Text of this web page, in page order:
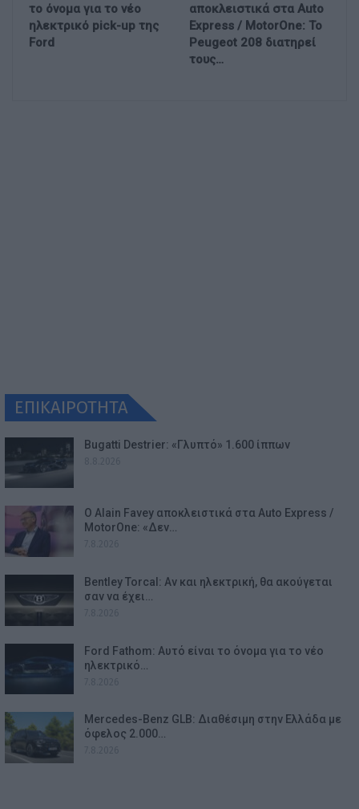
το όνομα για το νέο
ηλεκτρικό pick-up της
Ford
αποκλειστικά στα Auto
Express / MotorOne: Το
Peugeot 208 διατηρεί
τους…
ΕΠΙΚΑΙΡΟΤΗΤΑ
Bugatti Destrier: «Γλυπτό» 1.600 ίππων
Ο Alain Favey αποκλειστικά στα Auto Express /
MotorOne: «Δεν…
Bentley Torcal: Αν και ηλεκτρική, θα ακούγεται
σαν να έχει…
Ford Fathom: Αυτό είναι το όνομα για το νέο
ηλεκτρικό…
Mercedes-Benz GLB: Διαθέσιμη στην Ελλάδα με
όφελος 2.000…